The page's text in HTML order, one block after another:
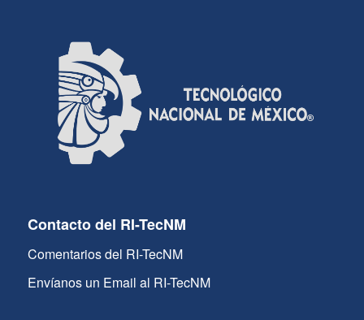
Contacto del RI-TecNM
Comentarios del RI-TecNM
Envíanos un Email al RI-TecNM